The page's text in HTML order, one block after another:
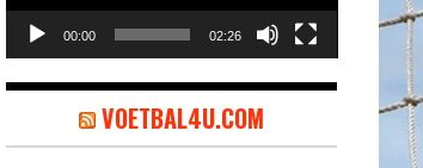
00:00 02:26
VOETBAL4U.COM